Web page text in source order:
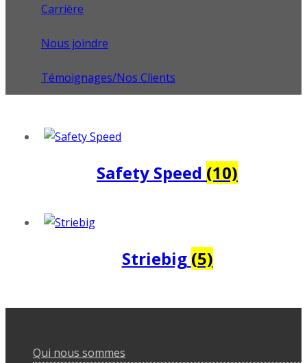
Carrière
Nous joindre
Témoignages/Nos Clients
Safety Speed (10)
Striebig (5)
Qui nous sommes